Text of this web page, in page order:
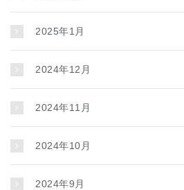
2025年1月
2024年12月
2024年11月
2024年10月
2024年9月